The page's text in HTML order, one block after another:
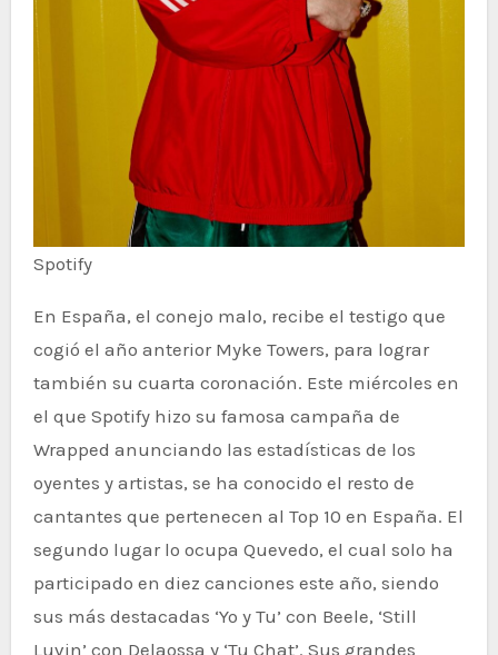
Spotify
En España, el conejo malo, recibe el testigo que
cogió el año anterior Myke Towers, para lograr
también su cuarta coronación. Este miércoles en
el que Spotify hizo su famosa campaña de
Wrapped anunciando las estadísticas de los
oyentes y artistas, se ha conocido el resto de
cantantes que pertenecen al Top 10 en España. El
segundo lugar lo ocupa Quevedo, el cual solo ha
participado en diez canciones este año, siendo
sus más destacadas ‘Yo y Tu’ con Beele, ‘Still
Luvin’ con Delaossa y ‘Tu Chat’. Sus grandes